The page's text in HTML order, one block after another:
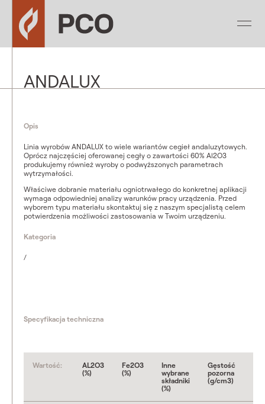
ANDALUX
Opis
Linia wyrobów ANDALUX to wiele wariantów cegieł andaluzytowych.
Oprócz najczęściej oferowanej cegły o zawartości 60% Al2O3
produkujemy również wyroby o podwyższonych parametrach
wytrzymałości.
Właściwe dobranie materiału ogniotrwałego do konkretnej aplikacji
wymaga odpowiedniej analizy warunków pracy urządzenia. Przed
wyborem typu materiału skontaktuj się z naszym specjalistą celem
potwierdzenia możliwości zastosowania w Twoim urządzeniu.
Kategoria
/
Specyfikacja techniczna
Wartość:
AL2O3
(%)
Fe2O3
(%)
Inne
wybrane
składniki
(%)
Gęstość
pozorna
(g/cm3)